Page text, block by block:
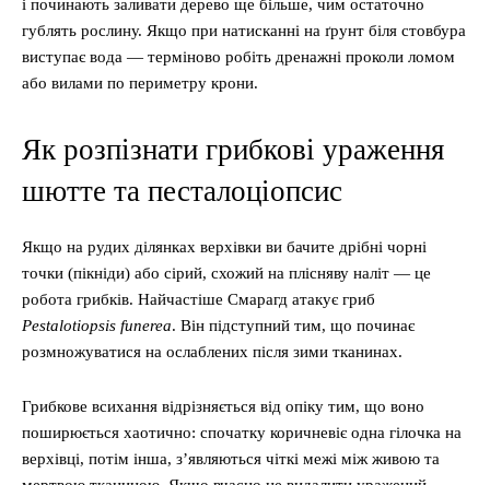
і починають заливати дерево ще більше, чим остаточно
гублять рослину. Якщо при натисканні на ґрунт біля стовбура
виступає вода — терміново робіть дренажні проколи ломом
або вилами по периметру крони.
Як розпізнати грибкові ураження
шютте та песталоціопсис
Якщо на рудих ділянках верхівки ви бачите дрібні чорні
точки (пікніди) або сірий, схожий на плісняву наліт — це
робота грибків. Найчастіше Смарагд атакує гриб
Pestalotiopsis funerea. Він підступний тим, що починає
розмножуватися на ослаблених після зими тканинах.
Грибкове всихання відрізняється від опіку тим, що воно
поширюється хаотично: спочатку коричневіє одна гілочка на
верхівці, потім інша, з’являються чіткі межі між живою та